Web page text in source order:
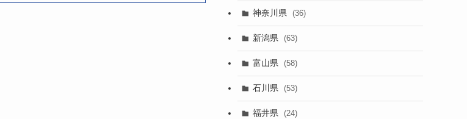
神奈川県 (36)
新潟県 (63)
富山県 (58)
石川県 (53)
福井県 (24)